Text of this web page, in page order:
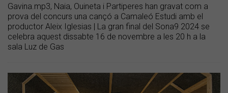
Gavina.mp3, Naia, Ouineta i Partiperes han gravat com a
prova del concurs una cançó a Camaleó Estudi amb el
productor Aleix Iglesias | La gran final del Sona9 2024 se
celebra aquest dissabte 16 de novembre a les 20 h a la
sala Luz de Gas